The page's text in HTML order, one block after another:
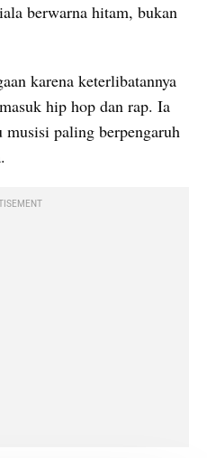
berwarna hitam, bukan
karena keterlibatannya
hip hop dan rap. Ia
musisi paling berpengaruh